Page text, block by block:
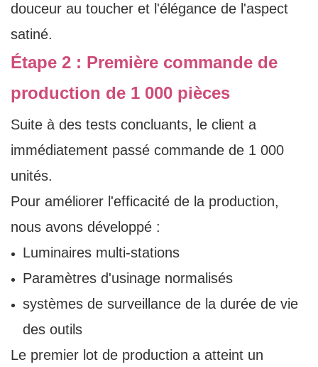
douceur au toucher et l'élégance de l'aspect
satiné.
Étape 2 : Première commande de
production de 1 000 pièces
Suite à des tests concluants, le client a
immédiatement passé commande de 1 000
unités.
Pour améliorer l'efficacité de la production,
nous avons développé :
Luminaires multi-stations
Paramètres d'usinage normalisés
systèmes de surveillance de la durée de vie
des outils
Le premier lot de production a atteint un